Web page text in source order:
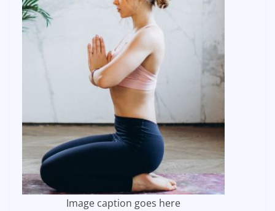
Image caption goes here